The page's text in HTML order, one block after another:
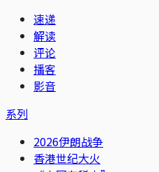
速递
解读
评论
播客
影音
系列
2026伊朗战争
香港世纪大火